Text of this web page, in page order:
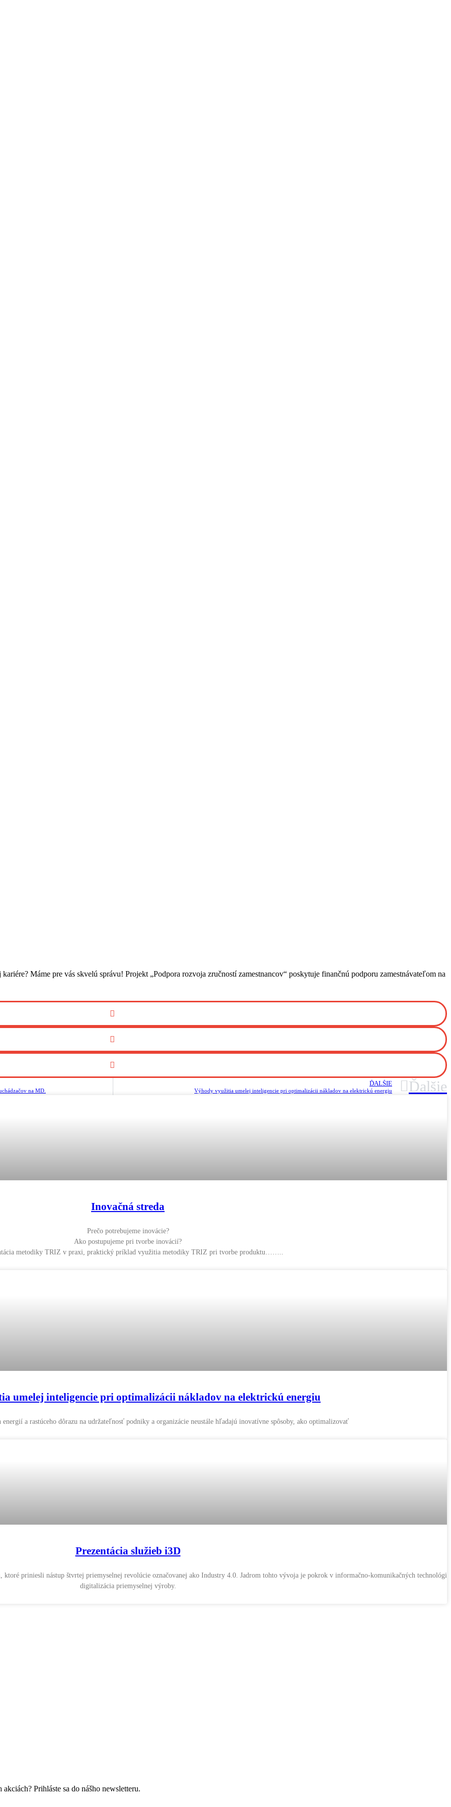
Máme pre vás skvelú správu! Projekt „Podpora rozvoja zručností zamestnancov“ poskytuje finančnú podporu zamestnávateľom na
na MD.
ĎALŠIE
Výhody využitia umelej inteligencie pri optimalizácii nákladov na elektrickú energiu Ďalšie
Inovačná streda
Prečo potrebujeme inovácie?
Ako postupujeme pri tvorbe inovácií?
metodiky TRIZ v praxi, praktický príklad využitia metodiky TRIZ pri tvorbe produktu……..
umelej inteligencie pri optimalizácii nákladov na elektrickú energiu
energií a rastúceho dôrazu na udržateľnosť podniky a organizácie neustále hľadajú inovatívne spôsoby, ako optimalizovať
Prezentácia služieb i3D
ktoré priniesli nástup štvrtej priemyselnej revolúcie označovanej ako Industry 4.0. Jadrom tohto vývoja je pokrok v informačno-komunikačných
digitalizácia priemyselnej výroby.
Prihláste sa do nášho newsletteru.